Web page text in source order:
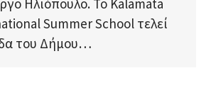
Ηλιόπουλο. Το Kalamata
Summer School τελεί
του Δήμου…